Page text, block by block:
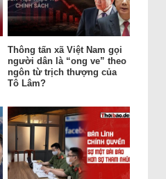
Thông tấn xã Việt Nam gọi
người dân là “ong ve” theo
ngôn từ trịch thượng của
Tô Lâm?